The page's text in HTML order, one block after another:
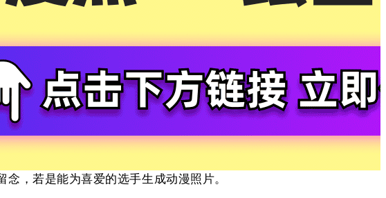
，若是能为喜爱的选手生成动漫照片。